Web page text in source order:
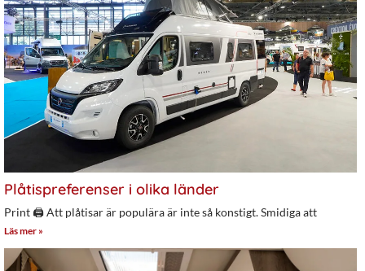
Plåtispreferenser i olika länder
Print 🖨 Att plåtisar är populära är inte så konstigt. Smidiga att
Läs mer »